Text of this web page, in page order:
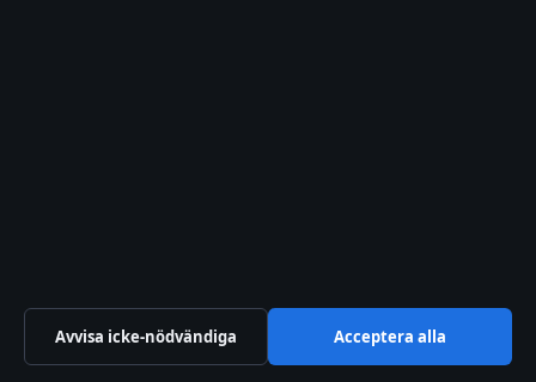
Avvisa icke-nödvändiga Acceptera alla